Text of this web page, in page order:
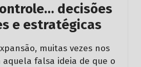
decisões
e estratégicas
muitas vezes nos
aquela falsa ideia de que o